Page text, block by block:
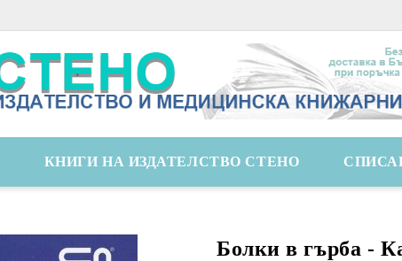
КНИГИ НА ИЗДАТЕЛСТВО СТЕНО
Болки в гърба -